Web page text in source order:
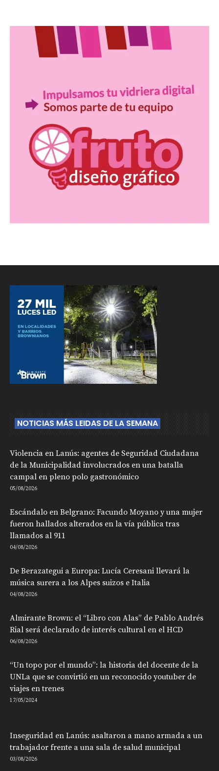
NOTICIAS MÁS LEIDAS DE LA SEMANA
Violencia en Lanús: agentes de Seguridad Ciudadana
de la Municipalidad involucrados en una batalla
campal en pleno polo gastronómico
05/08/2026
Escándalo en Belgrano: Facundo Moyano y una mujer
fueron hallados alterados en la vía pública tras
llamados al 911
04/08/2026
De Berazategui a Europa: Lucía Ceresani llevará la
música surera a los Alpes suizos e Italia
04/08/2026
Almirante Brown: el “Libro con Alas” de Pablo Andrés
Rial será declarado de interés cultural en el HCD
06/08/2026
“Un topo por el mundo”: la historia del docente de la
UNLa que se convirtió en un reconocido youtuber de
viajes en trenes
17/05/2024
Inseguridad en Lanús: asaltaron a mano armada a un
trabajador frente a una sala de salud municipal
03/08/2026